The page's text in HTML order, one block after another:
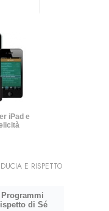
iPad e
E RISPETTO
di Sé